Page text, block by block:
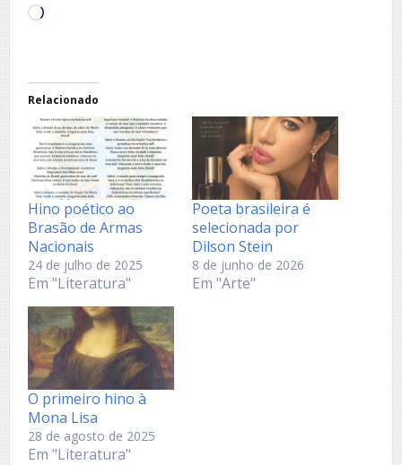
Carregando...
Relacionado
Hino poético ao
Brasão de Armas
Nacionais
24 de julho de 2025
Em "Literatura"
Poeta brasileira é
selecionada por
Dilson Stein
8 de junho de 2026
Em "Arte"
O primeiro hino à
Mona Lisa
28 de agosto de 2025
Em "Literatura"